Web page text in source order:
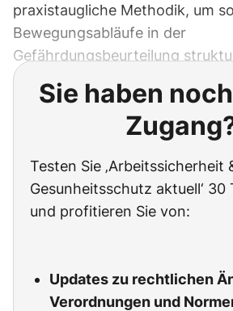
praxistaugliche Methodik, um
Bewegungsabläufe in der
Gefährdungsbeurteilung
Sie haben
Testen Sie ‚Arbeitssicherheit
Gesunheitsschutz aktuell‘ 30
und profitieren Sie von:
Updates zu rechtlichen
Verordnungen und